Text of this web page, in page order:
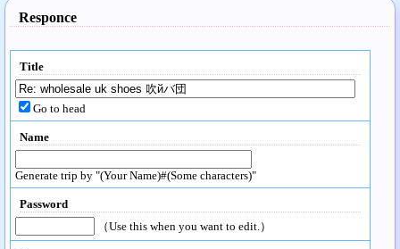
Responce
Title
Go to head
Name
Generate trip by "(Your Name)#(Some characters)"
Password
（Use this when you want to edit.）